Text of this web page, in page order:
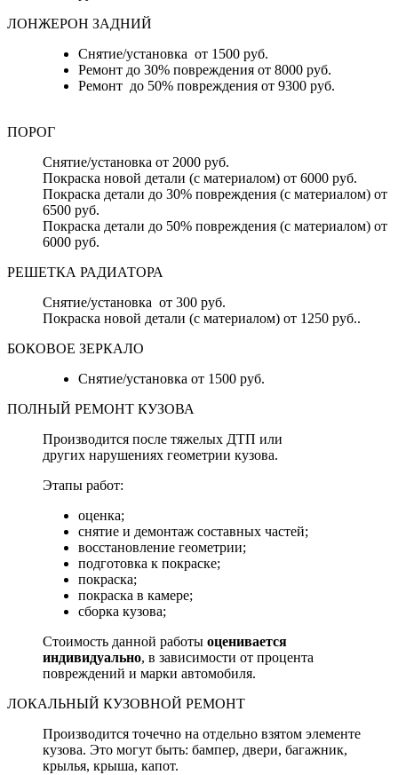
ЛОНЖЕРОН ЗАДНИЙ
Снятие/установка от 1500 руб.
Ремонт до 30% повреждения от 8000 руб.
Ремонт до 50% повреждения от 9300 руб.
ПОРОГ
Снятие/установка от 2000 руб.
Покраска новой детали (с материалом) от 6000 руб.
Покраска детали до 30% повреждения (с материалом) от
6500 руб.
Покраска детали до 50% повреждения (с материалом) от
6000 руб.
РЕШЕТКА РАДИАТОРА
Снятие/установка от 300 руб.
Покраска новой детали (с материалом) от 1250 руб..
БОКОВОЕ ЗЕРКАЛО
Снятие/установка от 1500 руб.
ПОЛНЫЙ РЕМОНТ КУЗОВА
Производится после тяжелых ДТП или
других нарушениях геометрии кузова.
Этапы работ:
оценка;
снятие и демонтаж составных частей;
восстановление геометрии;
подготовка к покраске;
покраска;
покраска в камере;
сборка кузова;
Стоимость данной работы оценивается
индивидуально, в зависимости от процента
повреждений и марки автомобиля.
ЛОКАЛЬНЫЙ КУЗОВНОЙ РЕМОНТ
Производится точечно на отдельно взятом элементе
кузова. Это могут быть: бампер, двери, багажник,
крылья, крыша, капот.